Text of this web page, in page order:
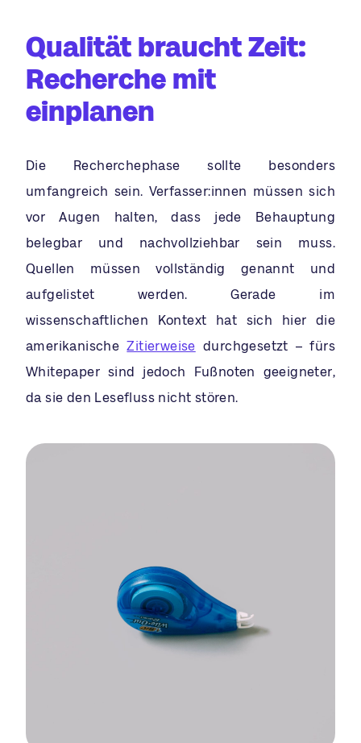
Qualität braucht Zeit:
Recherche mit
einplanen
Die Recherchephase sollte besonders
umfangreich sein. Verfasser:innen müssen sich
vor Augen halten, dass jede Behauptung
belegbar und nachvollziehbar sein muss.
Quellen müssen vollständig genannt und
aufgelistet werden. Gerade im
wissenschaftlichen Kontext hat sich hier die
amerikanischeZitierweise durchgesetzt – fürs
Whitepaper sind jedoch Fußnoten geeigneter,
da sie den Lesefluss nicht stören.